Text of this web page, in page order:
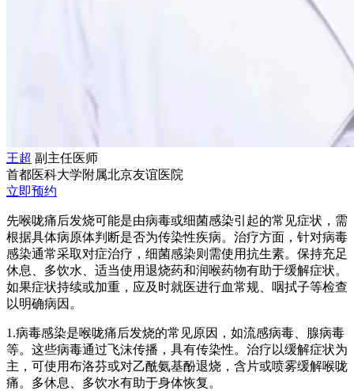
王超 副主任医师
首都医科大学附属北京友谊医院
立即预约
先喉咙痛后发烧可能是由病毒或细菌感染引起的常见症状，需
根据具体病原体判断是否为传染性疾病。治疗方面，针对病毒
感染通常采取对症治疗，细菌感染则需使用抗生素。保持充足
休息、多饮水、适当使用退烧药和润喉药物有助于缓解症状。
如果症状持续或加重，应及时就医进行血常规、咽拭子等检查
以明确病因。
1.病毒感染是喉咙痛后发烧的常见原因，如流感病毒、腺病毒
等。这些病毒通过飞沫传播，具有传染性。治疗以缓解症状为
主，可使用布洛芬或对乙酰氨基酚退烧，含片或喷雾缓解喉咙
痛。多休息、多饮水有助于身体恢复。